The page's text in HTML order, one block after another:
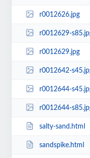
r0012626.jpg
r0012629-
r0012629.jpg
r0012642-
r0012644-
r0012644-
salty-sand.html
sandspike.html